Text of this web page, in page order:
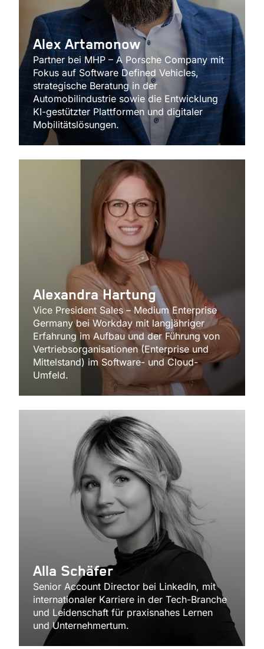
Alex Artamonow
Partner bei MHP – A Porsche Company mit
Fokus auf Software Defined Vehicles,
strategische Beratung in der
Automobilindustrie sowie die Entwicklung
KI-gestützter Plattformen und digitaler
Mobilitätslösungen.
Alexandra Hartung
Vice President Sales – Medium Enterprise
Germany bei Workday mit langjähriger
Erfahrung im Aufbau und der Führung von
Vertriebsorganisationen (Enterprise und
Mittelstand) im Software- und Cloud-
Umfeld.
Alla Schäfer
Senior Account Director bei LinkedIn, mit
internationaler Karriere in der Tech-Branche
und Leidenschaft für praxisnahes Lernen
und Unternehmertum.